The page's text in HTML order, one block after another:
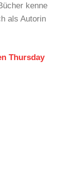
kenne
als Autorin
Thursday